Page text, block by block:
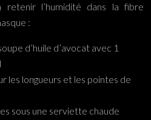
retenir l’humidité dans la fibre
:
d’huile d’avocat avec 1
les longueurs et les pointes de
sous une serviette chaude